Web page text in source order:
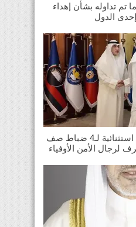
تم تداوله بشأن إهداء
النائب الأول خلال ترقية استثنائية لـ4 ضباط صف
لرجال الأمن الأوفياء